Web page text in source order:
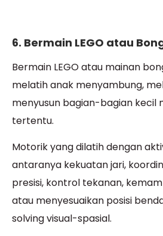
6. Bermain LEGO atau
Bermain LEGO atau mainan
melatih anak menyambung,
menyusun bagian-bagian kecil
tertentu.
Motorik yang dilatih dengan
antaranya kekuatan jari,
presisi, kontrol tekanan,
atau menyesuaikan posisi
solving visual-spasial.